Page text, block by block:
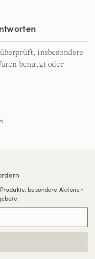
insbesondere
benutzt oder
besondere Aktionen